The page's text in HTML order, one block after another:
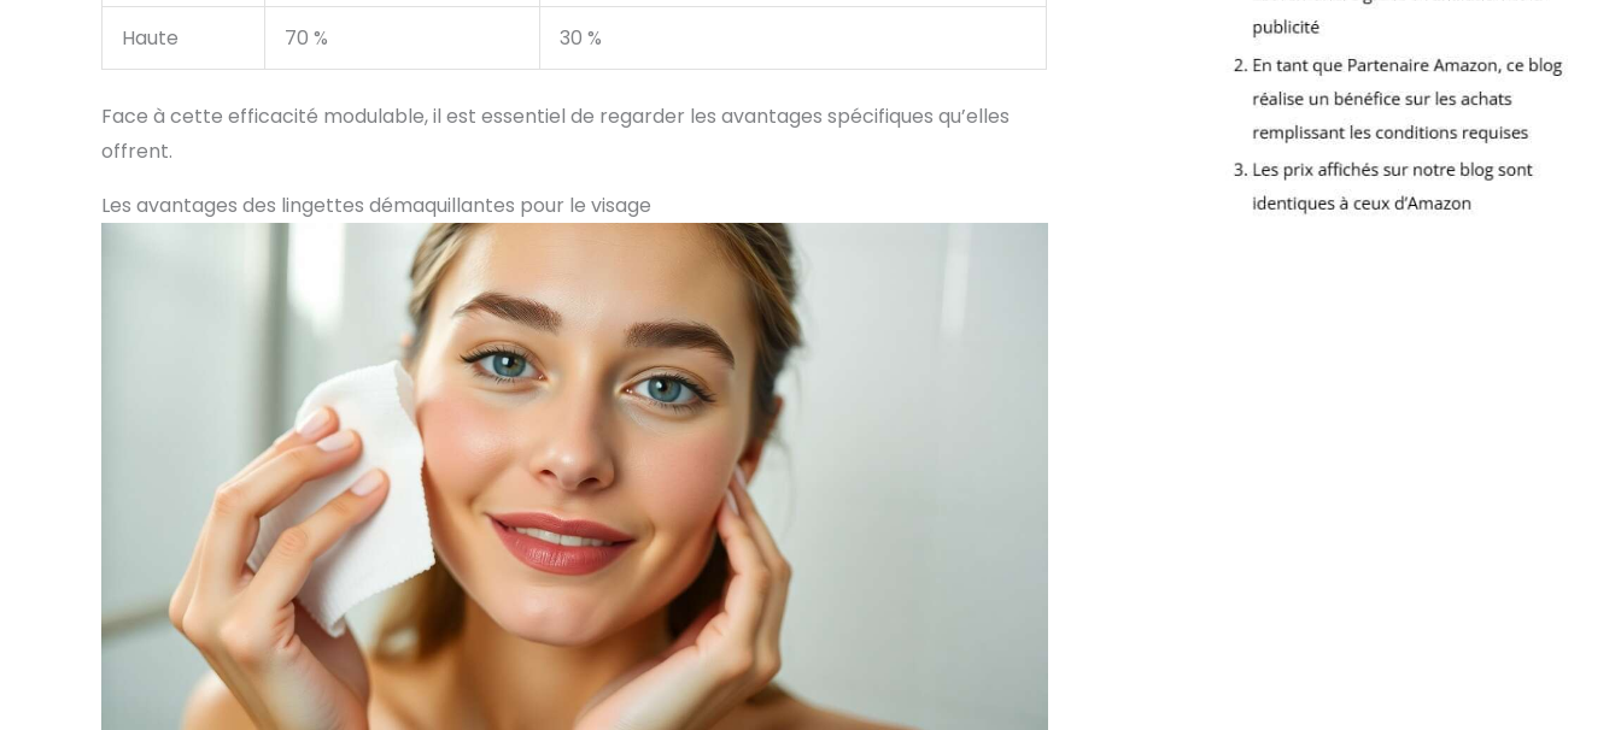
Haute 70 % 30 %
Face à cette efficacité modulable, il est essentiel de regarder les avantages spécifiques qu’elles
offrent.
Les avantages des lingettes démaquillantes pour le visage